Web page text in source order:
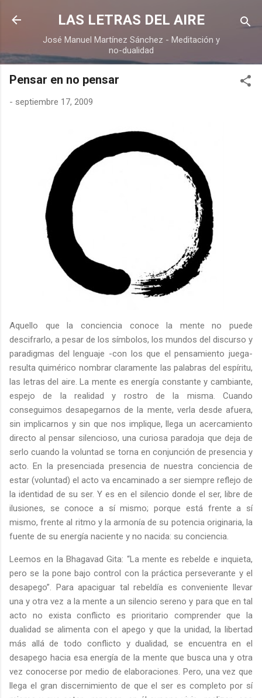
Ir al contenido principal
LAS LETRAS DEL AIRE
José Manuel Martínez Sánchez - Meditación y
no-dualidad
Pensar en no pensar
- septiembre 17, 2009
Aquello que la conciencia conoce la mente no puede
descifrarlo, a pesar de los símbolos, los mundos del discurso y
paradigmas del lenguaje -con los que el pensamiento juega-
resulta quimérico nombrar claramente las palabras del espíritu,
las letras del aire. La mente es energía constante y cambiante,
espejo de la realidad y rostro de la misma. Cuando
conseguimos desapegarnos de la mente, verla desde afuera,
sin implicarnos y sin que nos implique, llega un acercamiento
directo al pensar silencioso, una curiosa paradoja que deja de
serlo cuando la voluntad se torna en conjunción de presencia y
acto. En la presenciada presencia de nuestra conciencia de
estar (voluntad) el acto va encaminado a ser siempre reflejo de
la identidad de su ser. Y es en el silencio donde el ser, libre de
ilusiones, se conoce a sí mismo; porque está frente a sí
mismo, frente al ritmo y la armonía de su potencia originaria, la
fuente de su energía naciente y no nacida: su conciencia.
Leemos en la Bhagavad Gita: “La mente es rebelde e inquieta,
pero se la pone bajo control con la práctica perseverante y el
desapego”.
Para apaciguar tal rebeldía es conveniente llevar
una y otra vez a la mente a un silencio sereno y para que en tal
acto no exista conflicto es prioritario comprender que la
dualidad se alimenta con el apego y que la unidad, la libertad
más allá de todo conflicto y dualidad, se encuentra en el
desapego hacia esa energía de la mente que busca una y otra
vez conocerse por medio de elaboraciones. Pero, una vez que
llega el gran discernimiento de que el ser es completo por sí